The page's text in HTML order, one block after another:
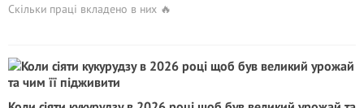
Скільки праці вкладено в них 🔥